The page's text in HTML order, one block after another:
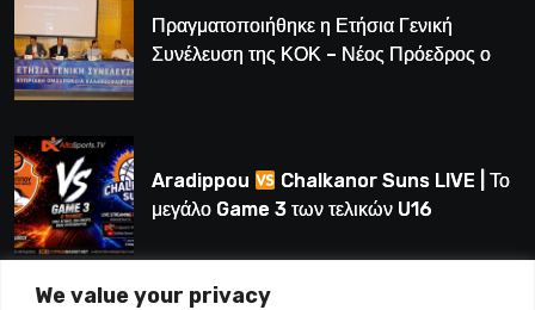
We value your privacy
Πραγματοποιήθηκε η Ετήσια Γενική
Συνέλευση της ΚΟΚ – Νέος Πρόεδρος ο
Aradippou
Chalkanor Suns LIVE | Το
μεγάλο Game 3 των τελικών U16